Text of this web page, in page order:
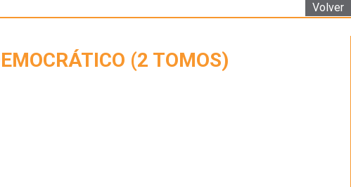
Volver
(2 TOMOS)